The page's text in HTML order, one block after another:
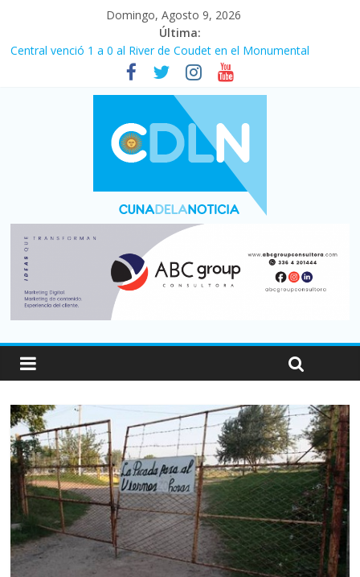
Domingo, Agosto 9, 2026
Última:
Central venció 1 a 0 al River de Coudet en el Monumental
La morosidad alcanzó su nivel más alto en dos décadas y ya
afecta a 400 mil deudores en Santa Fe
Desde que asumió Milei cerraron 41.000 kioscos: el sector
denuncia crisis como en 2001
Vacaciones de invierno con más movimiento y consumo
turístico: 4,6 millones de personas viajaron por el país, un 5,9%
Fuerte caída de la venta de autos usados en julio: bajó un 12,6%